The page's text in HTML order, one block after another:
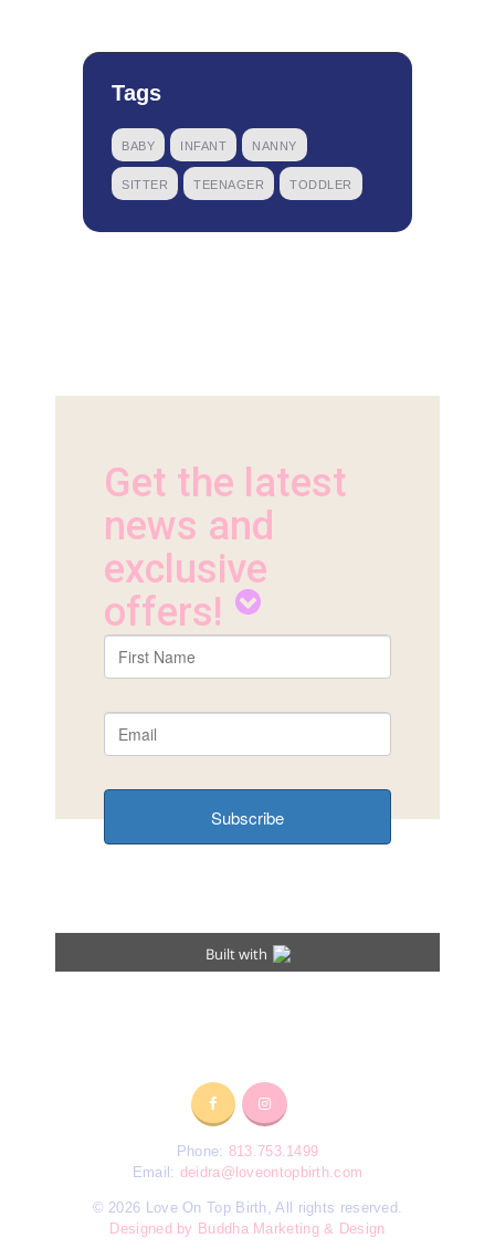
Tags
BABY INFANT NANNY
SITTER TEENAGER TODDLER
Phone: 813.753.1499
Email: deidra@loveontopbirth.com
© 2026 Love On Top Birth, All rights reserved.
Designed by Buddha Marketing & Design